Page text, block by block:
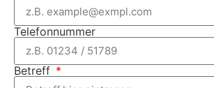
Telefonnummer
Betreff